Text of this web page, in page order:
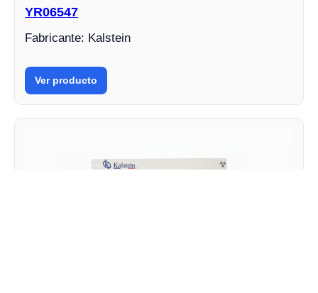
YR06547
Fabricante: Kalstein
Ver producto